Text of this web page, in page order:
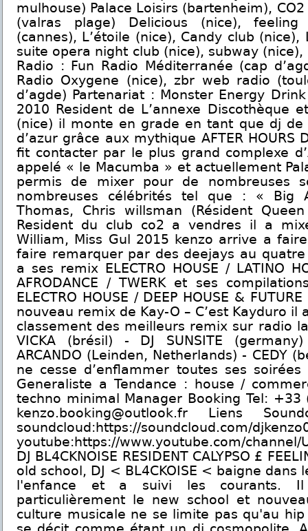
mulhouse) Palace Loisirs (bartenheim),
(valras plage) Delicious (nice), feeling
(cannes), L’étoile (nice), Candy club
suite opera night club (nice), subway
Radio : Fun Radio Méditerranée (cap
Radio Oxygene (nice), zbr web radio
d’agde) Partenariat : Monster Energy
2010 Resident de L’annexe Discothèque
(nice) il monte en grade en tant que dj
d’azur grâce aux mythique AFTER HOURS
fit contacter par le plus grand complexe
appelé « le Macumba » et actuellement
permis de mixer pour de nombreuses
nombreuses célébrités tel que : « Big
Thomas, Chris willsman (Résident
Resident du club co2 a vendres il a
William, Miss Gul 2015 kenzo arrive a
faire remarquer par des deejays au
a ses remix ELECTRO HOUSE / LATINO
AFRODANCE / TWERK et ses
ELECTRO HOUSE / DEEP HOUSE &
nouveau remix de Kay-O – C’est Kayduro
classement des meilleurs remix sur radio
VICKA (brésil) - DJ SUNSITE
ARCANDO (Leinden, Netherlands) - CEDY
ne cesse d’enflammer toutes ses
Generaliste a Tendance : house /
techno minimal Manager Booking Tel: +33
kenzo.booking@outlook.fr Liens
soundcloud:https://soundcloud.com/
youtube:https://www.youtube.com/channel/
DJ BL4CKNOISE RESIDENT CALYPSO £
old school, DJ < BL4CKOISE < baigne dans
l'enfance et a suivi les courants. Il
particulièrement le new school et
culture musicale ne se limite pas qu'au